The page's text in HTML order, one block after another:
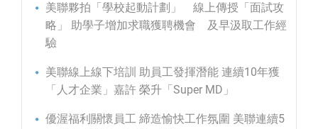
美聯夥拍「學校起動計劃」 線上傳授「面試攻
略」 助學子增加求職獲聘機會 及早汲取工作經
驗
美聯線上線下培訓 助員工發揮潛能 連續10年獲
「人才企業」嘉許 榮升「Super MD」
優渥福利關懷員工 締造愉快工作氛圍 美聯連續5